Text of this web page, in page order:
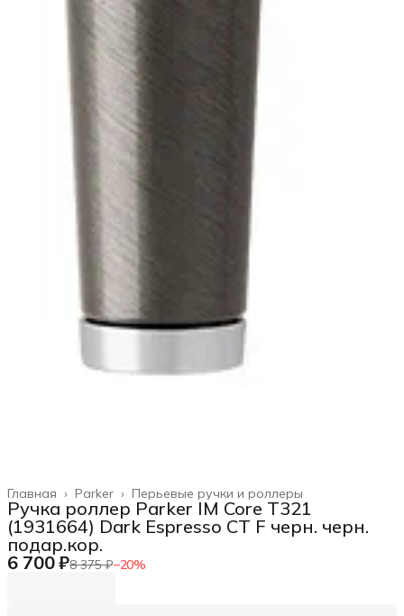
Перьевые ручки и роллеры
Parker ›
Главная ›
Ручка роллер Parker IM Core T321
(1931664) Dark Espresso CT F черн. черн.
подар.кор.
6 700 ₽8 375 ₽−20%